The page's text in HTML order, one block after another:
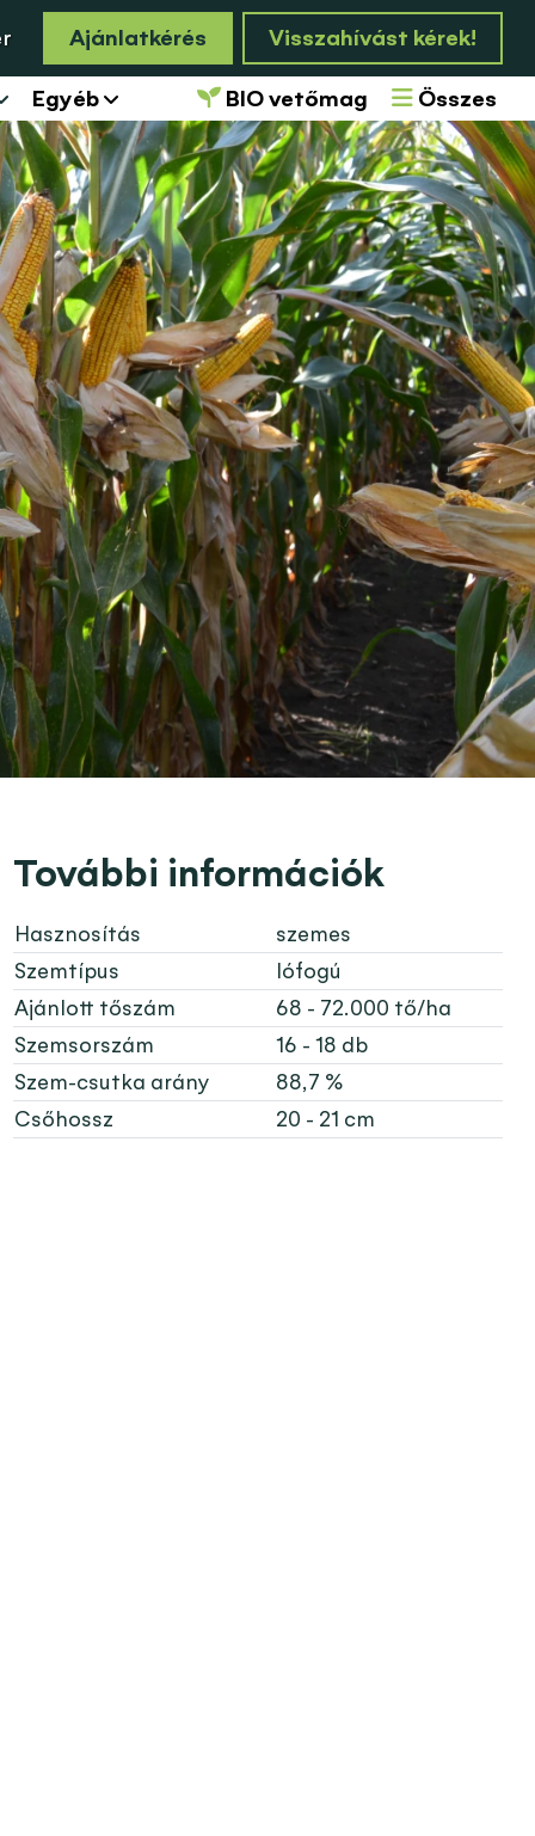
Ajánlatkérés Visszahívást kérek!
Egyéb BIO vetőmag Összes
További információk
Hasznosítás
szemes
Szemtípus
lófogú
Ajánlott tőszám
68 - 72.000 tő/ha
Szemsorszám
16 - 18 db
Szem-csutka arány
88,7 %
Csőhossz
20 - 21 cm